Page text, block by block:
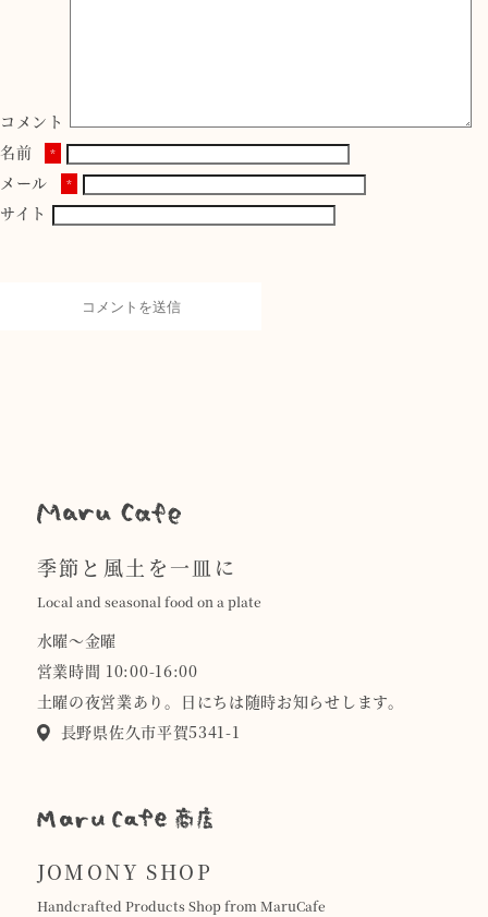
コメント
名前
*
メール *
サイト
季節と風土を一皿に
Local and seasonal food on a plate
水曜〜金曜
営業時間 10:00-16:00
土曜の夜営業あり。日にちは随時お知らせします。
長野県佐久市平賀5341-1
JOMONY SHOP
Handcrafted Products Shop from MaruCafe